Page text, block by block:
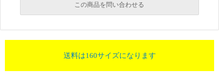
この商品を問い合わせる
送料は160サイズになります